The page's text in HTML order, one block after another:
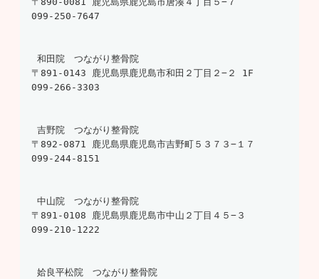
099-250-7647
和田院　つながり整骨院
099-266-3303
吉野院　つながり整骨院
099-244-8151
中山院　つながり整骨院
099-210-1222
姶良平松院　つながり整骨院